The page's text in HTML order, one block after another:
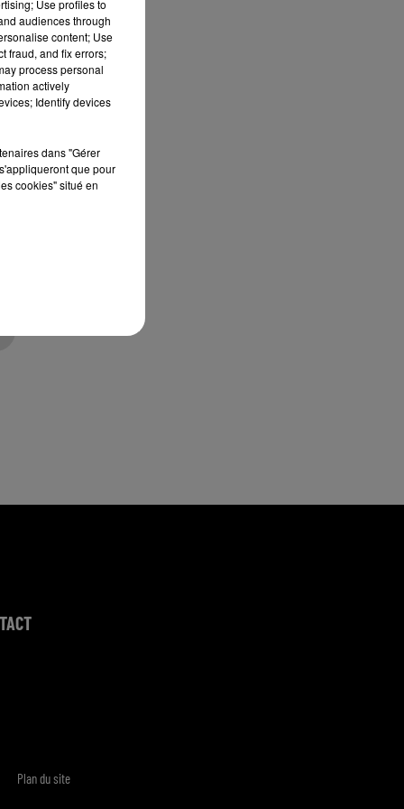
Plan du site
Use profiles to
audiences through
content; Use
fraud, and fix errors;
process personal
actively
Identify devices
dans "Gérer
que pour
cookies" situé en